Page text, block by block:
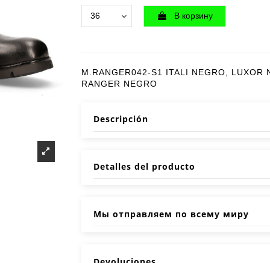
В корзину
M.RANGER042-S1 ITALI NEGRO, LUXOR
RANGER NEGRO
Descripción
Detalles del producto
Мы отправляем по всему миру